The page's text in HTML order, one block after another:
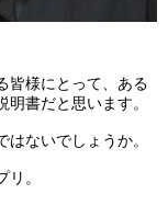
皆様にとって、ある
書だと思います。
ないでしょうか。
。